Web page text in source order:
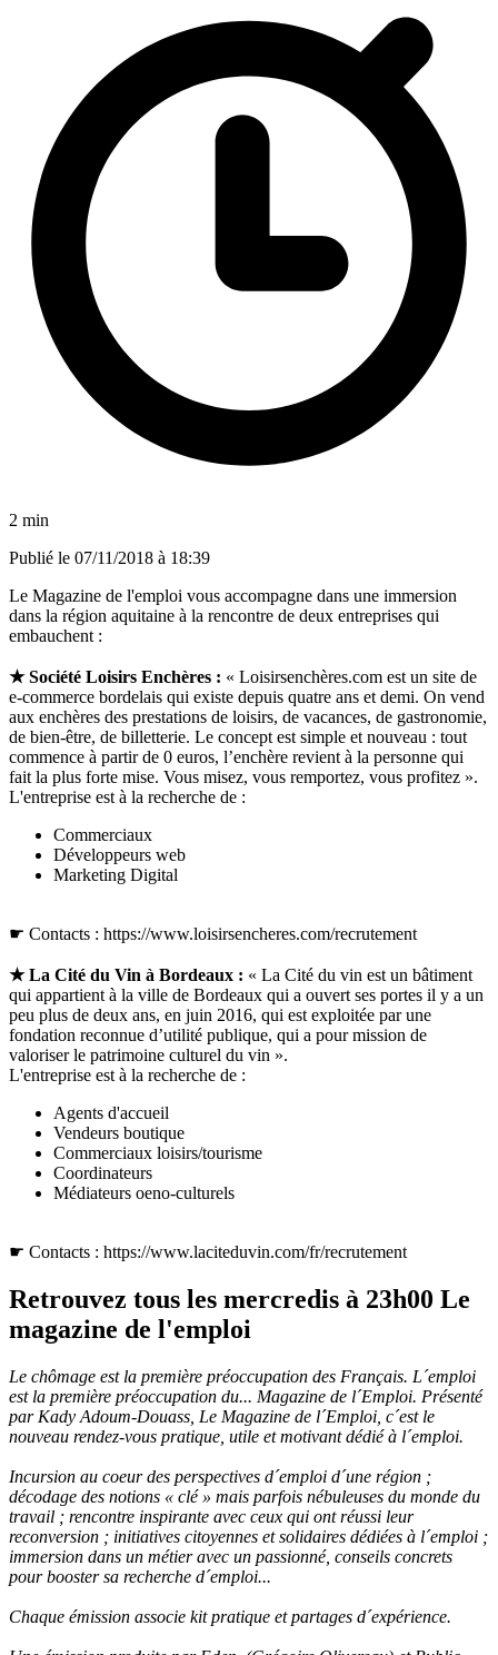
2 min
Publié le 07/11/2018 à 18:39
Le Magazine de l'emploi vous accompagne dans une immersion
dans la région aquitaine à la rencontre de deux entreprises qui
embauchent :
★ Société Loisirs Enchères : « Loisirsenchères.com est un site de
e-commerce bordelais qui existe depuis quatre ans et demi. On vend
aux enchères des prestations de loisirs, de vacances, de gastronomie,
de bien-être, de billetterie. Le concept est simple et nouveau : tout
commence à partir de 0 euros, l’enchère revient à la personne qui
fait la plus forte mise. Vous misez, vous remportez, vous profitez ».
L'entreprise est à la recherche de :
Commerciaux
Développeurs web
Marketing Digital
☛ Contacts : https://www.loisirsencheres.com/recrutement
★ La Cité du Vin à Bordeaux : « La Cité du vin est un bâtiment
qui appartient à la ville de Bordeaux qui a ouvert ses portes il y a un
peu plus de deux ans, en juin 2016, qui est exploitée par une
fondation reconnue d’utilité publique, qui a pour mission de
valoriser le patrimoine culturel du vin ».
L'entreprise est à la recherche de :
Agents d'accueil
Vendeurs boutique
Commerciaux loisirs/tourisme
Coordinateurs
Médiateurs oeno-culturels
☛ Contacts : https://www.laciteduvin.com/fr/recrutement
Retrouvez tous les mercredis à 23h00 Le
magazine de l'emploi
Le chômage est la première préoccupation des Français. L´emploi
est la première préoccupation du... Magazine de l´Emploi. Présenté
par Kady Adoum-Douass, Le Magazine de l´Emploi, c´est le
nouveau rendez-vous pratique, utile et motivant dédié à l´emploi.
Incursion au coeur des perspectives d´emploi d´une région ;
décodage des notions « clé » mais parfois nébuleuses du monde du
travail ; rencontre inspirante avec ceux qui ont réussi leur
reconversion ; initiatives citoyennes et solidaires dédiées à l´emploi ;
immersion dans un métier avec un passionné, conseils concrets
pour booster sa recherche d´emploi...
Chaque émission associe kit pratique et partages d´expérience.